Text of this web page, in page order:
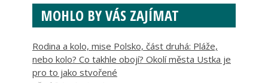
MOHLO BY VÁS ZAJÍMAT
Rodina a kolo, mise Polsko, část druhá: Pláže,
nebo kolo? Co takhle obojí? Okolí města Ustka je
pro to jako stvořené